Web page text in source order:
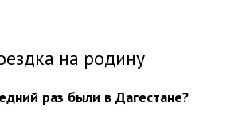
на родину
раз были в Дагестане?